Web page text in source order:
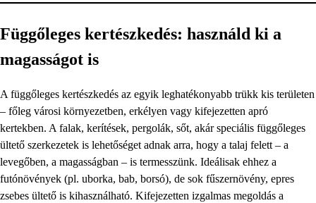
Függőleges kertészkedés: használd ki a
magasságot is
A függőleges kertészkedés az egyik leghatékonyabb trükk kis területen
– főleg városi környezetben, erkélyen vagy kifejezetten apró
kertekben. A falak, kerítések, pergolák, sőt, akár speciális függőleges
ültető szerkezetek is lehetőséget adnak arra, hogy a talaj felett – a
levegőben, a magasságban – is termesszünk. Ideálisak ehhez a
futónövények (pl. uborka, bab, borsó), de sok fűszernövény, epres
zsebes ültető is kihasználható. Kifejezetten izgalmas megoldás a